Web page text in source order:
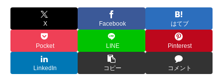
X Facebook はてブ
Pocket LINE Pinterest
LinkedIn コピー コメント